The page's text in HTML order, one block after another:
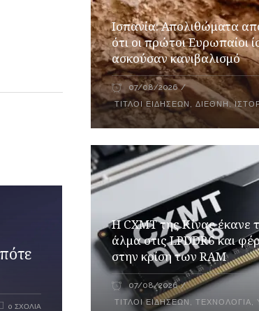
0 ΣΧΌΛΙΑ
Ισπανία: Απολιθώματα
ότι οι πρώτοι Ευρωπαίοι
ασκούσαν κανιβαλισμό
07/08/2026
ΤΊΤΛΟΙ ΕΙΔΉΣΕΩΝ ,ΔΙΕΘΝΉ,
Η CXMT της Κίνας έκανε
άλμα στις LPDDR6 και
στην κρίση των RAM
07/08/2026
ΤΊΤΛΟΙ ΕΙΔΉΣΕΩΝ ,ΤΕΧΝΟΛΟΓΊΑ,